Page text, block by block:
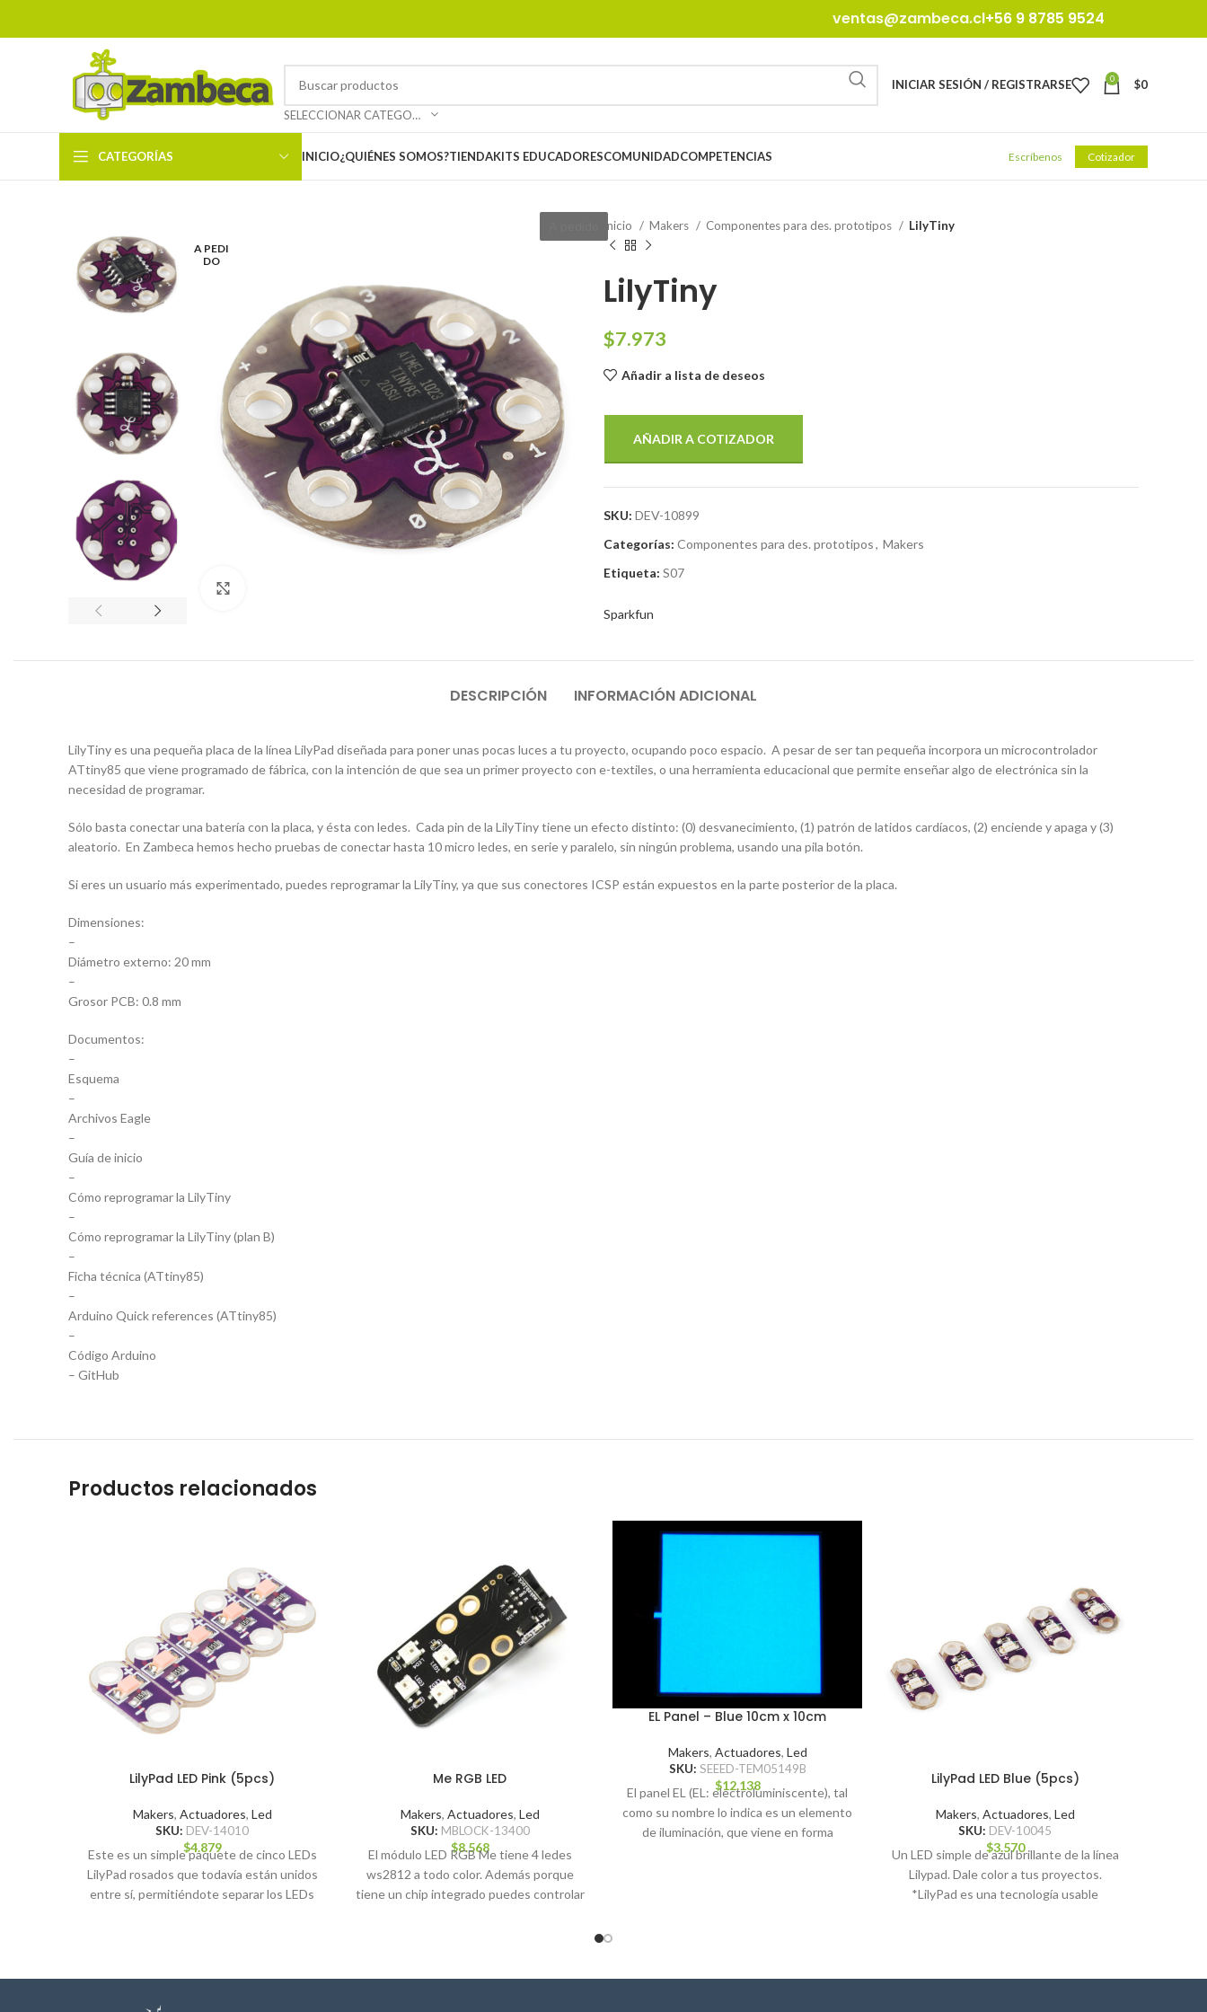
ventas@zambeca.cl+56 9 8785 9524
SELECCIONAR CATEGORÍA
INICIAR SESIÓN / REGISTRARSE 0 $0
CATEGORÍAS INICIO¿QUIÉNES SOMOS?TIENDAKITS EDUCADORESCOMUNIDADCOMPETENCIAS Escríbenos Cotizador
A PEDI
DO
Inicio Makers Componentes para des. prototipos LilyTiny
LilyTiny
$7.973
Añadir a lista de deseos
AÑADIR A COTIZADOR
SKU: DEV-10899
Categorías: Componentes para des. prototipos, Makers
Etiqueta: S07
Sparkfun
DESCRIPCIÓN INFORMACIÓN ADICIONAL
LilyTiny es una pequeña placa de la línea LilyPad diseñada para poner unas pocas luces a tu proyecto, ocupando poco espacio. A pesar de ser tan pequeña incorpora un microcontrolador
ATtiny85 que viene programado de fábrica, con la intención de que sea un primer proyecto con e-textiles, o una herramienta educacional que permite enseñar algo de electrónica sin la
necesidad de programar.
Sólo basta conectar una batería con la placa, y ésta con ledes. Cada pin de la LilyTiny tiene un efecto distinto: (0) desvanecimiento, (1) patrón de latidos cardíacos, (2) enciende y apaga y (3)
aleatorio. En Zambeca hemos hecho pruebas de conectar hasta 10 micro ledes, en serie y paralelo, sin ningún problema, usando una pila botón.
Si eres un usuario más experimentado, puedes reprogramar la LilyTiny, ya que sus conectores ICSP están expuestos en la parte posterior de la placa.
Dimensiones:
–
Diámetro externo: 20 mm
–
Grosor PCB: 0.8 mm
Documentos:
–
Esquema
–
Archivos Eagle
–
Guía de inicio
–
Cómo reprogramar la LilyTiny
–
Cómo reprogramar la LilyTiny (plan B)
–
Ficha técnica (ATtiny85)
–
Arduino Quick references (ATtiny85)
–
Código Arduino
– GitHub
Productos relacionados
LilyPad LED Pink (5pcs)
Makers, Actuadores, Led
SKU: DEV-14010
$4.879
Este es un simple paquete de cinco LEDs
LilyPad rosados que todavía están unidos
entre sí, permitiéndote separar los LEDs
Me RGB LED
Makers, Actuadores, Led
SKU: MBLOCK-13400
$8.568
El módulo LED RGB Me tiene 4 ledes
ws2812 a todo color. Además porque
tiene un chip integrado puedes controlar
EL Panel – Blue 10cm x 10cm
Makers, Actuadores, Led
SKU: SEEED-TEM05149B
$12.138
El panel EL (EL: electroluminiscente), tal
como su nombre lo indica es un elemento
de iluminación, que viene en forma
LilyPad LED Blue (5pcs)
Makers, Actuadores, Led
SKU: DEV-10045
$3.570
Un LED simple de azul brillante de la línea
Lilypad. Dale color a tus proyectos.
*LilyPad es una tecnología usable